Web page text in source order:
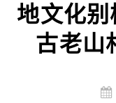
地文化别
古老山